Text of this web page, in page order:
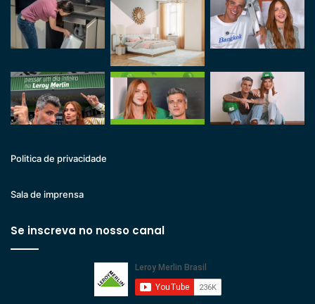
Politica de privacidade
Sala de imprensa
Se inscreva no nosso canal